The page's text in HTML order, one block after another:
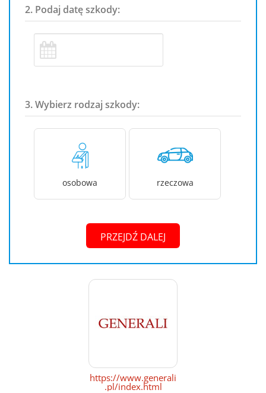
2. Podaj datę szkody:
3. Wybierz rodzaj szkody:
osobowa rzeczowa
PRZEJDŹ DALEJ
https://www.generali
.pl/index.html